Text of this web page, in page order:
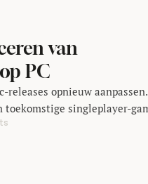
van
PC
releases opnieuw aanpassen.
singleplayer-
voor PS5. De afgelopen